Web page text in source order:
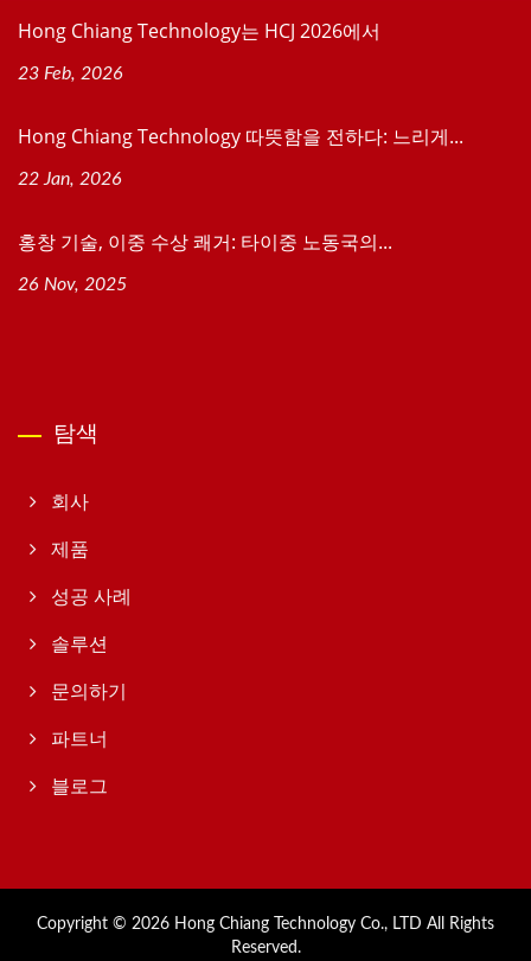
Hong Chiang Technology는 HCJ 2026에서
23 Feb, 2026
Hong Chiang Technology 따뜻함을 전하다: 느리게...
22 Jan, 2026
홍창 기술, 이중 수상 쾌거: 타이중 노동국의...
26 Nov, 2025
탐색
회사
제품
성공 사례
솔루션
문의하기
파트너
블로그
Copyright © 2026 Hong Chiang Technology Co., LTD All Rights
Reserved.